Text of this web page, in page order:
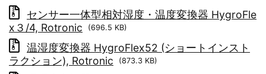
センサー一体型相対湿度・温度変換器 HygroFle
x３/4, Rotronic
(696.5 KB)
温湿度変換器 HygroFlex52 (ショートインスト
ラクション), Rotronic
(873.3 KB)